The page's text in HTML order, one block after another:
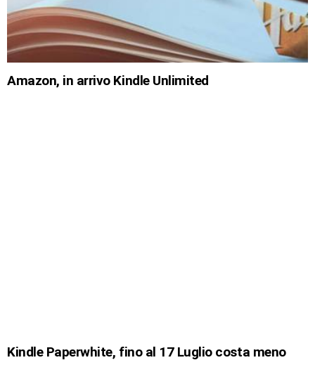
Amazon, in arrivo Kindle Unlimited
Kindle Paperwhite, fino al 17 Luglio costa meno